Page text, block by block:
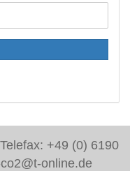
+49 (0) 6190
online.de